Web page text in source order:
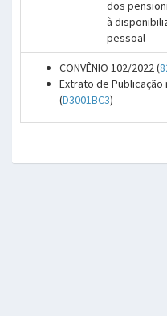
dos
à
pessoal
CONVÊNIO 102/2022 (
Extrato de Publicação
(D3001BC3)